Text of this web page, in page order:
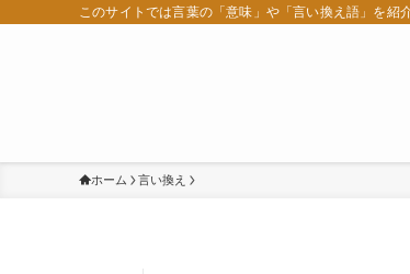
このサイトでは言葉の「意味」や「言い換え語」を紹
ホーム 言い換え